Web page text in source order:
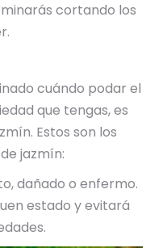
cortando los
cuándo podar el
que tengas, es
Estos son los
jazmín:
dañado o enfermo.
estado y evitará